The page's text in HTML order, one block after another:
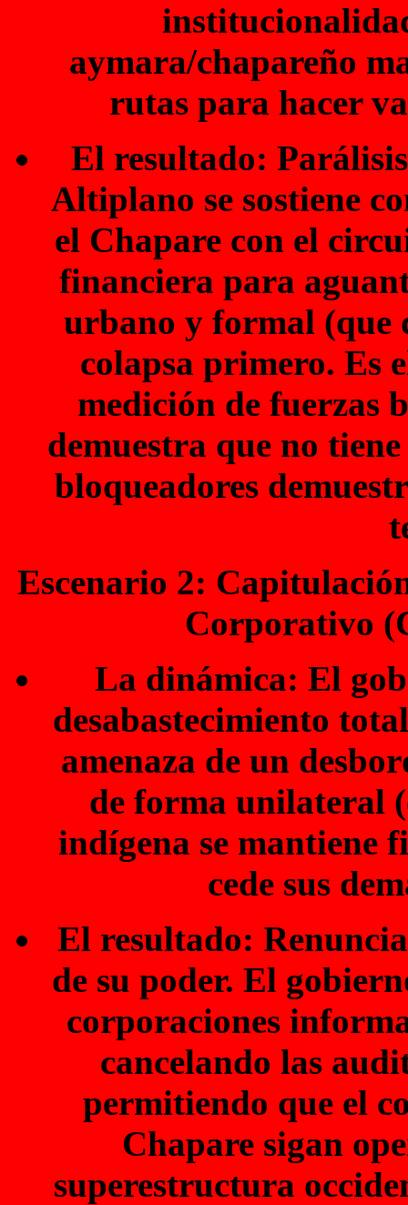
aymara/chapareño
rutas para hacer
El resultado:
Altiplano se sostiene
el Chapare con el
financiera para
urbano y formal (que
colapsa primero. Es
medición de fuerzas
demuestra que no
bloqueadores
Escenario 2:
Corporativo
La dinámica: El
desabastecimiento
amenaza de un
de forma unilateral
indígena se mantiene
cede sus
El resultado:
de su poder. El
corporaciones
cancelando las
permitiendo que el
Chapare sigan
superestructura